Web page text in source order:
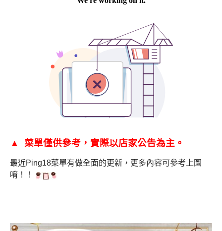
▲ 菜單僅供參考，實際以店家公告為主。
最近Ping18菜單有做全面的更新， 更多內容可參考上圖
唷！！